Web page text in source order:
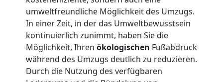
umweltfreundliche Möglichkeit des Umzugs.
In einer Zeit, in der das Umweltbewusstsein
kontinuierlich zunimmt, haben Sie die
Möglichkeit, Ihren ökologischen Fußabdruck
während des Umzugs deutlich zu reduzieren.
Durch die Nutzung des verfügbaren
Leonding
Klaviertransport